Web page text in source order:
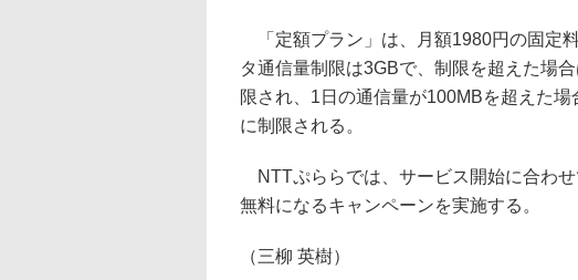
「定額プラン」は、月額1980円の固定
タ通信量制限は3GBで、制限を超えた場
限され、1日の通信量が100MBを超えた
に制限される。
NTTぷららでは、サービス開始に合わ
無料になるキャンペーンを実施する。
（三柳 英樹）